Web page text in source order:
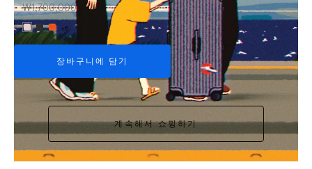
₩1,700,000
+6
장바구니에 담기
계속해서 쇼핑하기